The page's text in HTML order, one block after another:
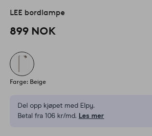
LEE bordlampe
899 NOK
Farge: Beige
Del opp kjøpet med Elpy.
Betal fra 106 kr/md. Les mer